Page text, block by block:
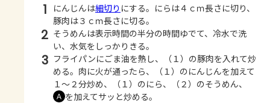
1 にんじんは細切り にする。にらは４ｃｍ長さに切り、
豚肉は３ｃｍ長さに切る。
2 そうめんは表示時間の半分の時間ゆでて、冷水で洗
い、水気をしっかりきる。
3 フライパンにごま油を熱し、（１）の豚肉を入れて炒
める。肉に火が通ったら、（１）のにんじんを加えて
１～２分炒め、（１）のにら、（２）のそうめん、
Ａ を加えてサッと炒める。